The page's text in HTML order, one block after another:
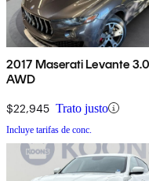
2017 Maserati Levante
AWD
$22,945 Trato justo
Incluye tarifas de conc.